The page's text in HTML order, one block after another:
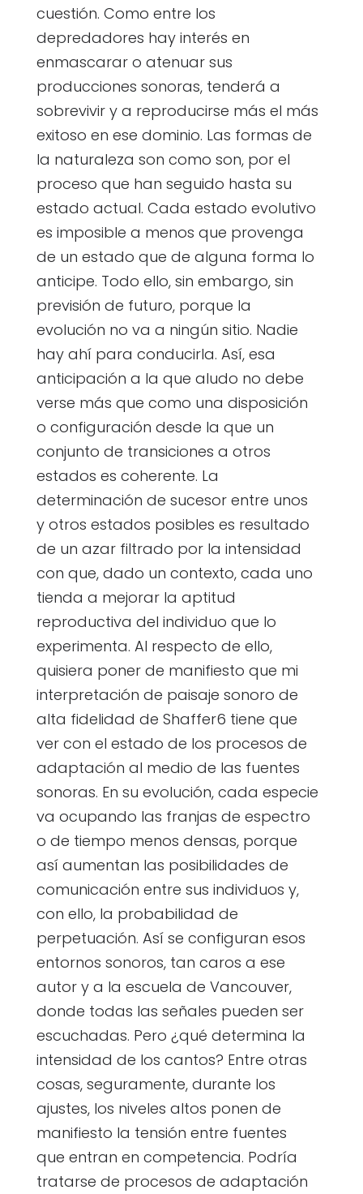
cuestión. Como entre los
depredadores hay interés en
enmascarar o atenuar sus
producciones sonoras, tenderá a
sobrevivir y a reproducirse más el más
exitoso en ese dominio. Las formas de
la naturaleza son como son, por el
proceso que han seguido hasta su
estado actual. Cada estado evolutivo
es imposible a menos que provenga
de un estado que de alguna forma lo
anticipe. Todo ello, sin embargo, sin
previsión de futuro, porque la
evolución no va a ningún sitio. Nadie
hay ahí para conducirla. Así, esa
anticipación a la que aludo no debe
verse más que como una disposición
o configuración desde la que un
conjunto de transiciones a otros
estados es coherente. La
determinación de sucesor entre unos
y otros estados posibles es resultado
de un azar filtrado por la intensidad
con que, dado un contexto, cada uno
tienda a mejorar la aptitud
reproductiva del individuo que lo
experimenta. Al respecto de ello,
quisiera poner de manifiesto que mi
interpretación de paisaje sonoro de
alta fidelidad de Shaffer6 tiene que
ver con el estado de los procesos de
adaptación al medio de las fuentes
sonoras. En su evolución, cada especie
va ocupando las franjas de espectro
o de tiempo menos densas, porque
así aumentan las posibilidades de
comunicación entre sus individuos y,
con ello, la probabilidad de
perpetuación. Así se configuran esos
entornos sonoros, tan caros a ese
autor y a la escuela de Vancouver,
donde todas las señales pueden ser
escuchadas. Pero ¿qué determina la
intensidad de los cantos? Entre otras
cosas, seguramente, durante los
ajustes, los niveles altos ponen de
manifiesto la tensión entre fuentes
que entran en competencia. Podría
tratarse de procesos de adaptación